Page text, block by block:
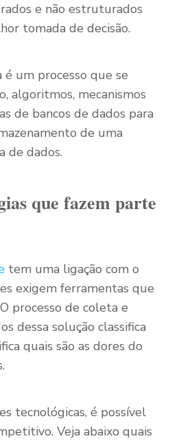
e não estruturados
tomada de decisão.
um processo que se
algoritmos, mecanismos
de bancos de dados para
de uma
de dados.
que fazem parte
tem uma ligação com o
exigem ferramentas que
processo de coleta e
dessa solução classifica
quais são as dores do
tecnológicas, é possível
Veja abaixo quais